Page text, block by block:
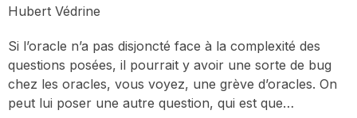
Hubert Védrine
Si l’oracle n’a pas disjoncté face à la complexité des
questions posées, il pourrait y avoir une sorte de bug
chez les oracles, vous voyez, une grève d’oracles. On
peut lui poser une autre question, qui est que…